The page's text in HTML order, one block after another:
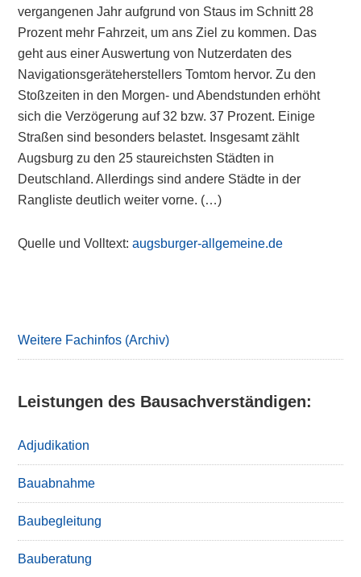
vergangenen Jahr aufgrund von Staus im Schnitt 28
Prozent mehr Fahrzeit, um ans Ziel zu kommen. Das
geht aus einer Auswertung von Nutzerdaten des
Navigationsgeräteherstellers Tomtom hervor. Zu den
Stoßzeiten in den Morgen- und Abendstunden erhöht
sich die Verzögerung auf 32 bzw. 37 Prozent. Einige
Straßen sind besonders belastet. Insgesamt zählt
Augsburg zu den 25 staureichsten Städten in
Deutschland. Allerdings sind andere Städte in der
Rangliste deutlich weiter vorne. (…)
Quelle und Volltext:augsburger-allgemeine.de
Weitere Fachinfos (Archiv)
Leistungen des Bausachverständigen:
Adjudikation
Bauabnahme
Baubegleitung
Bauberatung